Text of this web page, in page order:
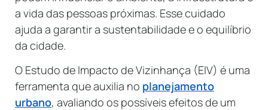
a vida das pessoas próximas. Esse cuidado
ajuda a garantir a sustentabilidade e o equilíbrio
da cidade.
O Estudo de Impacto de Vizinhança (EIV) é uma
ferramenta que auxilia no planejamento
urbano, avaliando os possíveis efeitos de um